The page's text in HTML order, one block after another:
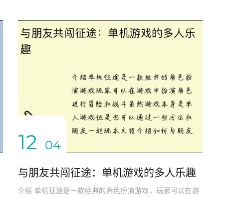
12 04
与朋友共闯征途：单机游戏的多人乐趣
介绍 单机征途是一款经典的角色扮演游戏，玩家可以在游